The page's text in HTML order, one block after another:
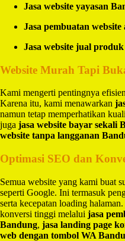
Jasa website yayasan
Jasa pembuatan
Jasa website jual
Website Murah Tapi
Kami mengerti pentingnya
Karena itu, kami menawarkan
namun tetap memperhatikan
juga jasa website bayar sekali
website tanpa langganan
Optimasi SEO dan
Semua website yang kami buat
seperti Google. Ini termasuk
serta kecepatan loading
konversi tinggi melalui jasa
Bandung, jasa landing page
web dengan tombol WA